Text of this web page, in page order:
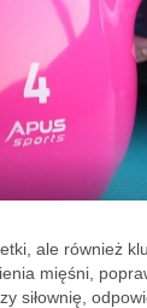
ale również
mięśni,
siłownię,